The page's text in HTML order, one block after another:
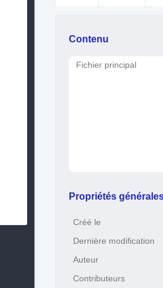
Contenu
Fichier principal
Propriétés
Créé le
Dernière modification
Auteur
Contributeurs